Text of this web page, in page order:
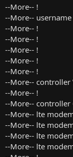
--More-- !
--More--
--More-- !
--More-- !
--More-- !
--More-- !
--More-- !
--More-- controller
--More-- !
--More-- controller
--More-- lte
--More-- lte
--More-- lte
--More-- lte